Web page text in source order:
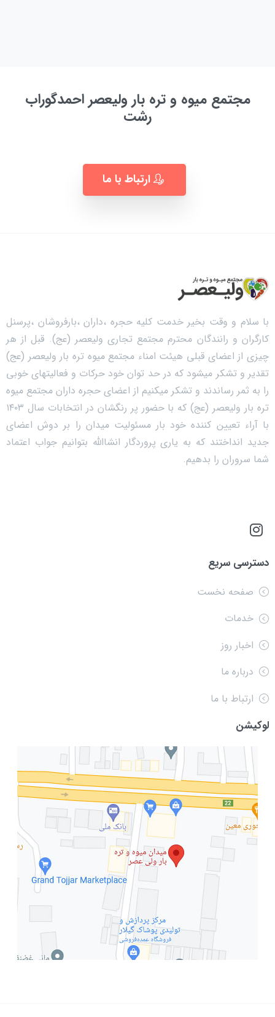
مجتمع میوه و تره بار ولیعصر احمدگوراب
رشت
ارتباط با ما
با سلام و وقت بخیر خدمت کلیه حجره ،داران ،بارفروشان ،پرسنل
کارگران و رانندگان محترم مجتمع تجاری ولیعصر (عج). قبل از هر
چیزی از اعضای قبلی هیئت امناء مجتمع میوه تره بار ولیعصر (عج)
تقدیر و تشکر میشود که در حد توان خود حرکات و فعالیتهای خوبی
را به ثمر رساندند و تشکر میکنیم از اعضای حجره داران مجتمع میوه
تره بار ولیعصر (عج) که با حضور پر رنگشان در انتخابات سال ۱۴۰۳
با آراء تعیین کننده خود بار مسئولیت میدان را بر دوش اعضای
جدید انداختند که به یاری پروردگار انشاالله بتوانیم جواب اعتماد
شما سروران را بدهیم.
دسترسی سریع
صفحه نخست
خدمات
اخبار روز
درباره ما
ارتباط با ما
لوکیشن